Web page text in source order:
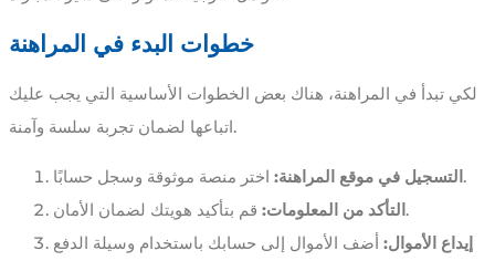
خطوات البدء في المراهنة
لكي تبدأ في المراهنة، هناك بعض الخطوات الأساسية التي يجب عليك
اتباعها لضمان تجربة سلسة وآمنة.
التسجيل في موقع المراهنة:اختر منصة موثوقة وسجل حسابًا.
التأكد من المعلومات:قم بتأكيد هويتك لضمان الأمان.
إيداع الأموال: أضف الأموال إلى حسابك باستخدام وسيلة الدفع